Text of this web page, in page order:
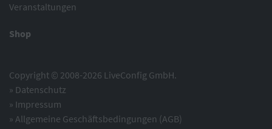
Veranstaltungen
Shop
Copyright © 2008-2026 LiveConfig GmbH.
» Datenschutz
» Impressum
» Allgemeine Geschäftsbedingungen (AGB)